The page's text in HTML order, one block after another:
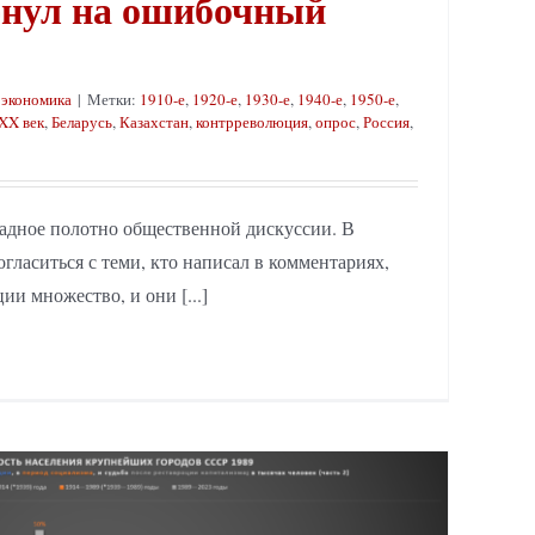
экономика | Метки: 1910-е, 1920-е, 1930-е, 1940-е, 1950-е,
век, Беларусь, Казахстан, контрреволюция, опрос, Россия,
полотно общественной дискуссии. В
с теми, кто написал в комментариях,
множество, и они [...]